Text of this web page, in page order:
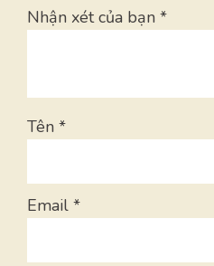
Nhận xét của bạn *
Tên *
Email *